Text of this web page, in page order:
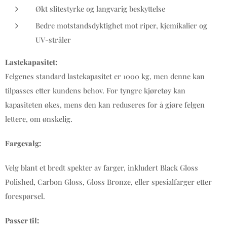
Økt slitestyrke og langvarig beskyttelse
Bedre motstandsdyktighet mot riper, kjemikalier og
UV-stråler
Lastekapasitet:
Felgenes standard lastekapasitet er 1000 kg, men denne kan
tilpasses etter kundens behov. For tyngre kjøretøy kan
kapasiteten økes, mens den kan reduseres for å gjøre felgen
lettere, om ønskelig.
Fargevalg:
Velg blant et bredt spekter av farger, inkludert Black Gloss
Polished, Carbon Gloss, Gloss Bronze, eller spesialfarger etter
forespørsel.
Passer til: